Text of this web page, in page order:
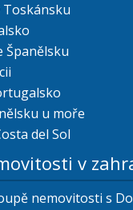
Španělsku
u moře
del Sol
v
nemovitosti s